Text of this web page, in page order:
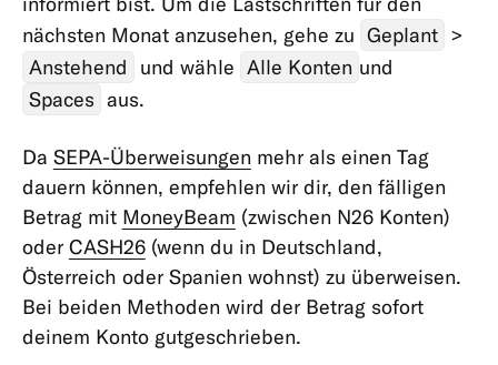
&
Online-
Zahlungen
Kontostand
&
Limits
App
&
Produkte
nächsten Monat anzusehen, gehe zu Geplant >
Anstehend
und wähle Alle Konten und
Spaces aus.
Da SEPA-Überweisungen mehr als einen Tag
dauern können, empfehlen wir dir, den fälligen
Betrag mit MoneyBeam (zwischen N26 Konten)
oderCASH26(wenn du in Deutschland,
Österreich oder Spanien wohnst) zu überweisen.
Bei beiden Methoden wird der Betrag sofort
deinem Konto gutgeschrieben.